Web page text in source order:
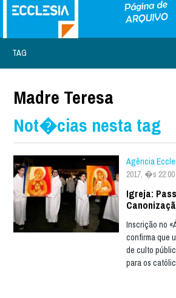
TAG
Madre Teresa
Not�cias nesta tag
Agência
2017, �s 22:00
Igreja:
Inscrição no
confirma que
de culto
para os